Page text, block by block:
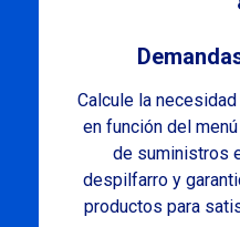
Calcule la
en función del
de suministros
despilfarro y
productos para